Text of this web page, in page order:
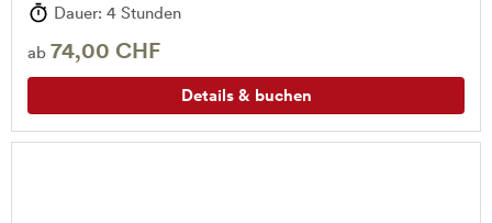
Dauer: 4 Stunden
ab 74,00 CHF
Details & buchen